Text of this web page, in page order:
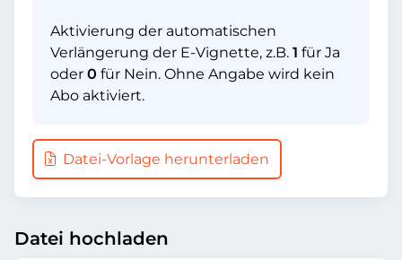
Aktivierung der automatischen
Verlängerung der E-Vignette, z.B. 1 für Ja
oder 0 für Nein. Ohne Angabe wird kein
Abo aktiviert.
Datei-Vorlage herunterladen
Datei hochladen